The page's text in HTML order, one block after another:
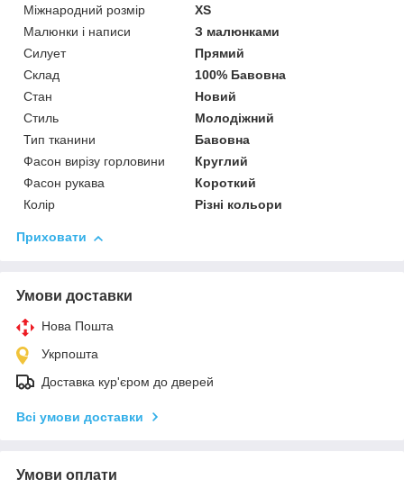
Міжнародний розмір
XS
Малюнки і написи
З малюнками
Силует
Прямий
Склад
100% Бавовна
Стан
Новий
Стиль
Молодіжний
Тип тканини
Бавовна
Фасон вирізу горловини
Круглий
Фасон рукава
Короткий
Колір
Різні кольори
Приховати
Умови доставки
Нова Пошта
Укрпошта
Доставка кур'єром до дверей
Всі умови доставки
Умови оплати